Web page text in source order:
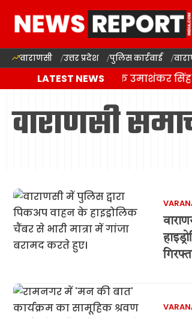
वाराणसी उत्तर प्रदेश पुलिस कार्रवाई
LATEST NEWS
बलिया में बसपा विधायक उमाशंकर
वाराणसी